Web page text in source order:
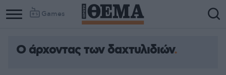
Games
Ο άρχοντας των δαχτυλιδιών